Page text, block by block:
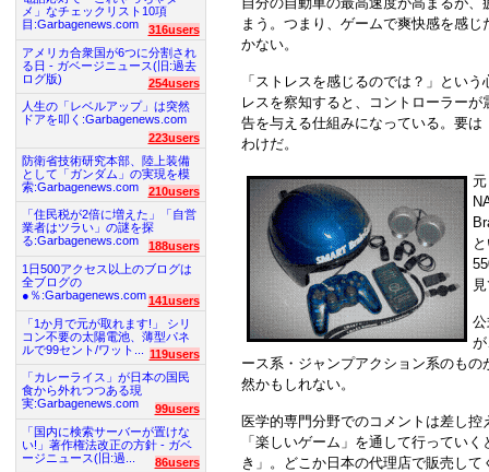
まう。つまり、ゲームで爽快感を感
かない。
「ストレスを感じるのでは？」とい
レスを察知すると、コントローラー
告を与える仕組みになっている。要
わけだ。
ース系・ジャンプアクション系のも
然かもしれない。
医学的専門分野でのコメントは差し
「楽しいゲーム」を通して行ってい
き」。どこか日本の代理店で販売し
メ」なチェックリスト10項
目:Garbagenews.com
316users
アメリカ合衆国が6つに分割され
る日 - ガベージニュース(旧:過去
ログ版)
254users
人生の「レベルアップ」は突然
ドアを叩く:Garbagenews.com
223users
防衛省技術研究本部、陸上装備
として「ガンダム」の実現を模
索:Garbagenews.com
210users
「住民税が2倍に増えた」「自営
業者はツラい」の謎を探
る:Garbagenews.com
188users
1日500アクセス以上のブログは
全ブログの
●％:Garbagenews.com 141users
「1か月で元が取れます!」 シリ
コン不要の太陽電池、薄型パネ
ルで99セント/ワット...
119users
「カレーライス」が日本の国民
食から外れつつある現
実:Garbagenews.com
99users
「国内に検索サーバーが置けな
い!」著作権法改正の方針 - ガベ
ージニュース(旧:過...
86users